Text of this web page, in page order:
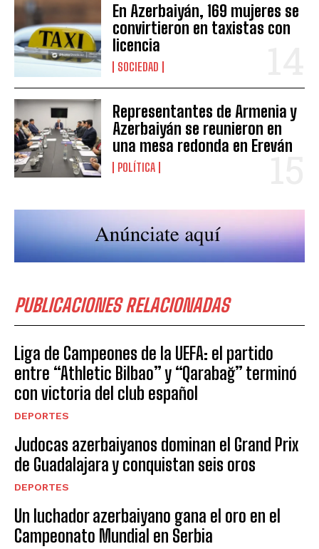
En Azerbaiyán, 169 mujeres se
convirtieron en taxistas con
licencia
SOCIEDAD
Representantes de Armenia y
Azerbaiyán se reunieron en
una mesa redonda en Ereván
POLÍTICA
PUBLICACIONES RELACIONADAS
Liga de Campeones de la UEFA: el partido
entre “Athletic Bilbao” y “Qarabağ” terminó
con victoria del club español
DEPORTES
Judocas azerbaiyanos dominan el Grand Prix
de Guadalajara y conquistan seis oros
DEPORTES
Un luchador azerbaiyano gana el oro en el
Campeonato Mundial en Serbia